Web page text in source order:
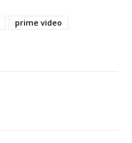
prime video